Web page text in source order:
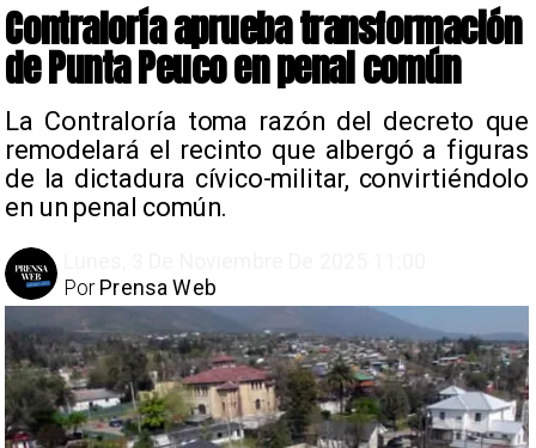
Contraloría aprueba transformación
de Punta Peuco en penal común
La Contraloría toma razón del decreto que
remodelará el recinto que albergó a figuras
de la dictadura cívico-militar, convirtiéndolo
en un penal común.
Prensa Web
Por